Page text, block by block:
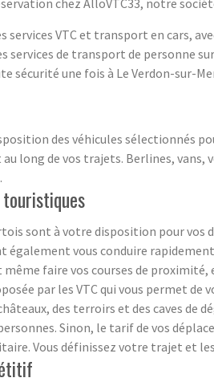
services VTC et transport en cars,
de transport de personne
sécurité une fois à Le Verdon-sur-
des véhicules sélectionnés
long de vos trajets. Berlines, vans,
sont à votre disposition pour
également vous conduire
faire vos courses de proximité,
par les VTC qui vous permet
des terroirs et des caves de
Sinon, le tarif de vos
Vous définissez votre trajet et